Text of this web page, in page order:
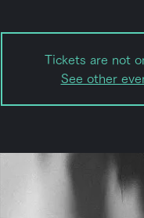
Tickets are not
See other